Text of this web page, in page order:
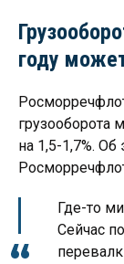
году
грузооборота
на 1,5-1,7%.
Где-то
Сейчас